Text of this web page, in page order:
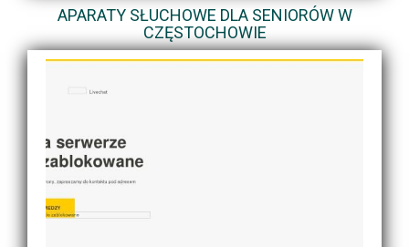
APARATY SŁUCHOWE DLA SENIORÓW W
CZĘSTOCHOWIE